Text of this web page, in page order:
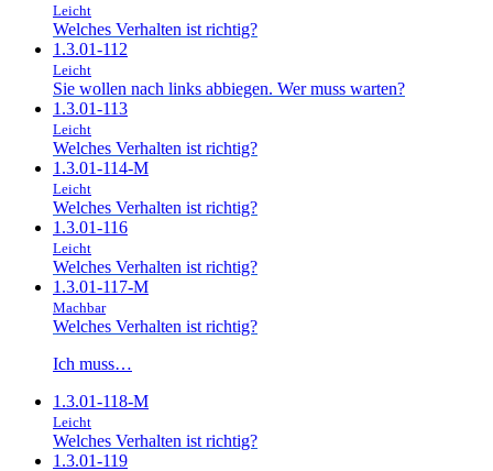
Leicht
Welches Verhalten ist richtig?
1.3.01-112
Leicht
Sie wollen nach links abbiegen. Wer muss warten?
1.3.01-113
Leicht
Welches Verhalten ist richtig?
1.3.01-114-M
Leicht
Welches Verhalten ist richtig?
1.3.01-116
Leicht
Welches Verhalten ist richtig?
1.3.01-117-M
Machbar
Welches Verhalten ist richtig?
Ich muss…
1.3.01-118-M
Leicht
Welches Verhalten ist richtig?
1.3.01-119